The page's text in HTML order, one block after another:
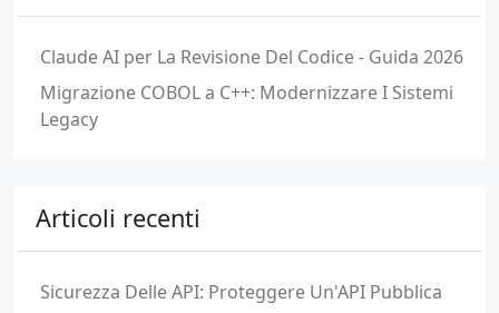
Claude AI per La Revisione Del Codice - Guida 2026
Migrazione COBOL a C++: Modernizzare I Sistemi
Legacy
Articoli recenti
Sicurezza Delle API: Proteggere Un'API Pubblica